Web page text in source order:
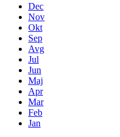
Dec
Nov
Okt
Sep
Avg
Jul
Jun
Maj
Apr
Mar
Feb
Jan